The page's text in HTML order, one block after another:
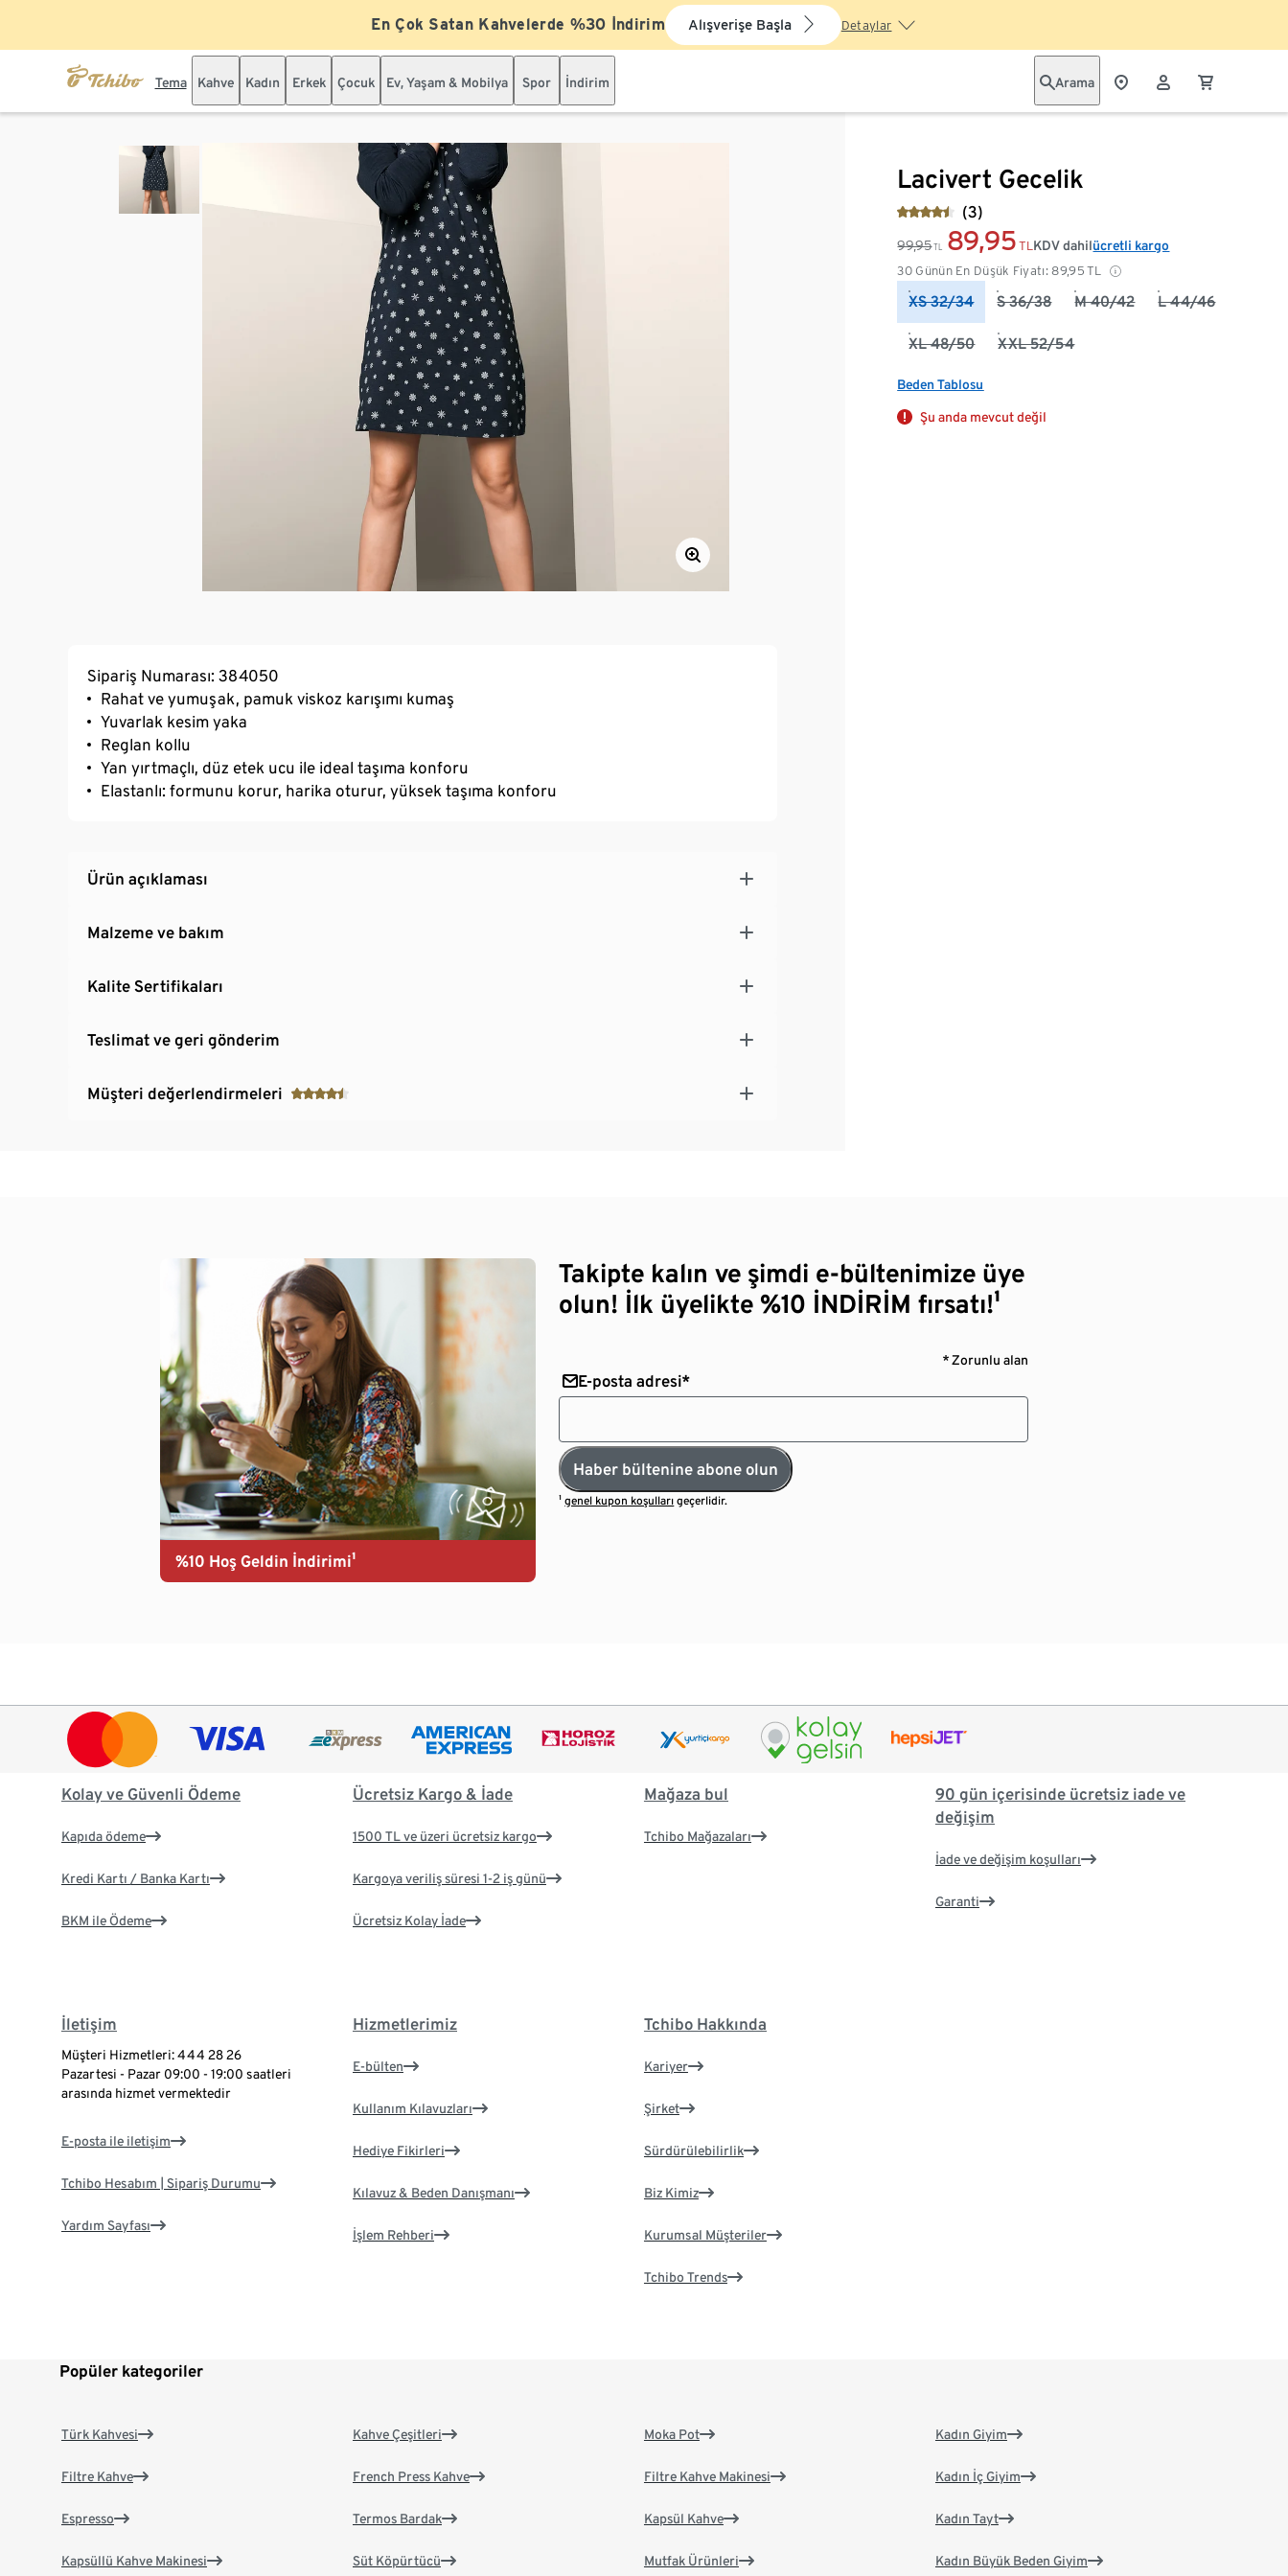
En Çok Satan Kahvelerde %30 İndirim Alışverişe Başla Detaylar
Tema Kahve Kadın Erkek Çocuk Ev, Yaşam & Mobilya Spor İndirim Arama
Lacivert Gecelik
(3)
99,95 TL 89,95 TL
30 Günün En Düşük Fiyatı: 89,95 TL
KDV dahilücretli kargo
XS 32/34 S 36/38 M 40/42 L 44/46
XL 48/50 XXL 52/54
Beden Tablosu
Şu anda mevcut değil
Sipariş Numarası: 384050
Rahat ve yumuşak, pamuk viskoz karışımı kumaş
Yuvarlak kesim yaka
Reglan kollu
Yan yırtmaçlı, düz etek ucu ile ideal taşıma konforu
Elastanlı: formunu korur, harika oturur, yüksek taşıma konforu
Ürün açıklaması
Malzeme ve bakım
Kalite Sertifikaları
Teslimat ve geri gönderim
Müşteri değerlendirmeleri
%10 Hoş Geldin İndirimi¹
Takipte kalın ve şimdi e-bültenimize üye
olun! İlk üyelikte %10 İNDİRİM fırsatı!¹
* Zorunlu alan
E-posta adresi*
Haber bültenine abone olun
¹genel kupon koşulları geçerlidir.
Kolay ve Güvenli Ödeme
Kapıda ödeme
Kredi Kartı / Banka Kartı
BKM ile Ödeme
Ücretsiz Kargo & İade
1500 TL ve üzeri ücretsiz kargo
Kargoya veriliş süresi 1-2 iş günü
Ücretsiz Kolay İade
Mağaza bul
Tchibo Mağazaları
90 gün içerisinde ücretsiz iade ve
değişim
İade ve değişim koşulları
Garanti
İletişim
Müşteri Hizmetleri: 444 28 26
Pazartesi - Pazar 09:00 - 19:00 saatleri
arasında hizmet vermektedir
E-posta ile iletişim
Tchibo Hesabım | Sipariş Durumu
Yardım Sayfası
Hizmetlerimiz
E-bülten
Kullanım Kılavuzları
Hediye Fikirleri
Kılavuz & Beden Danışmanı
İşlem Rehberi
Tchibo Hakkında
Kariyer
Şirket
Sürdürülebilirlik
Biz Kimiz
Kurumsal Müşteriler
Tchibo Trends
Popüler kategoriler
Türk Kahvesi
Filtre Kahve
Espresso
Kapsüllü Kahve Makinesi
Kahve Çeşitleri
French Press Kahve
Termos Bardak
Süt Köpürtücü
Moka Pot
Filtre Kahve Makinesi
Kapsül Kahve
Mutfak Ürünleri
Kadın Giyim
Kadın İç Giyim
Kadın Tayt
Kadın Büyük Beden Giyim